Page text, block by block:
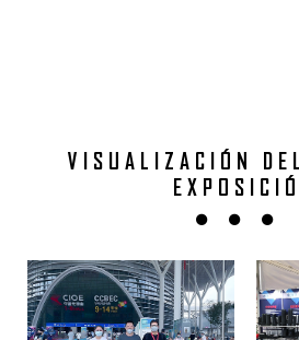
VISUALIZACIÓN